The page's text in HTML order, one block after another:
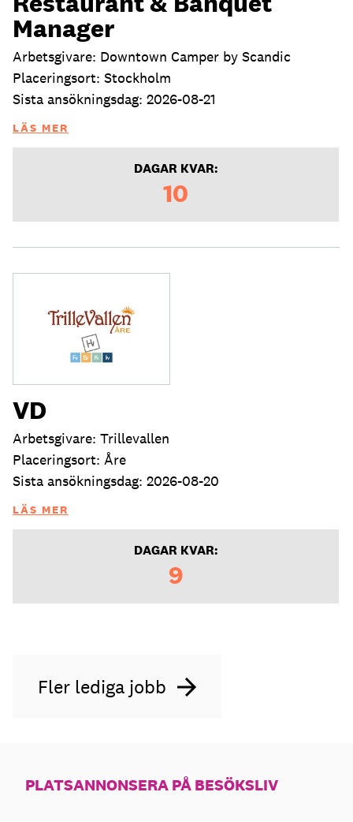
Manager
Arbetsgivare: Downtown Camper by Scandic
Placeringsort: Stockholm
Sista ansökningsdag: 2026-08-21
LÄS MER
DAGAR KVAR:
10
VD
Arbetsgivare: Trillevallen
Placeringsort: Åre
Sista ansökningsdag: 2026-08-20
LÄS MER
DAGAR KVAR:
9
Fler lediga jobb
PLATSANNONSERA PÅ BESÖKSLIV